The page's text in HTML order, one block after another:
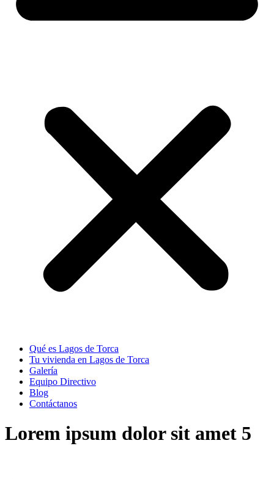
Qué es Lagos de Torca
Tu vivienda en Lagos de Torca
Galería
Equipo Directivo
Blog
Contáctanos
Lorem ipsum dolor sit amet 5